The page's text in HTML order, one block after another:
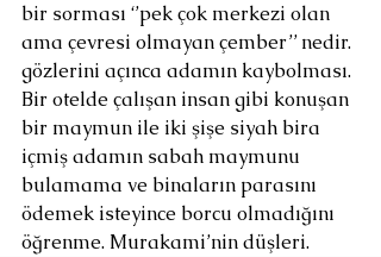
bir sorması ‘’pek çok merkezi olan
ama çevresi olmayan çember’’ nedir.
gözlerini açınca adamın kaybolması.
Bir otelde çalışan insan gibi konuşan
bir maymun ile iki şişe siyah bira
içmiş adamın sabah maymunu
bulamama ve binaların parasını
ödemek isteyince borcu olmadığını
öğrenme. Murakami’nin düşleri.